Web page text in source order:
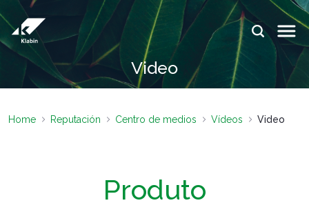
Saltar al contenido principal
Video
IDIOMAS:
ES
KLABIN
Informe de
KLABIN
Home Reputación Centro de medios Vídeos Video
Produto